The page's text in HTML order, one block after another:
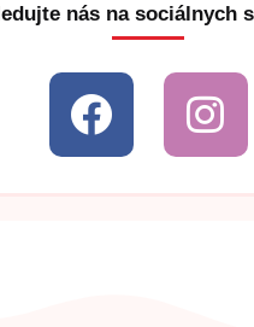
nás na sociálnych